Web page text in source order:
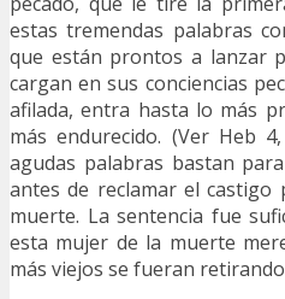
estas tremendas palabras
que están prontos a lanzar
cargan en sus conciencias
afilada, entra hasta lo más
más endurecido. (Ver Heb
agudas palabras bastan
antes de reclamar el castigo
muerte. La sentencia fue
esta mujer de la muerte
más viejos se fueran